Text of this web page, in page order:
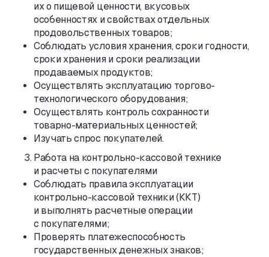
их о пищевой ценности, вкусовых
особенностях и свойствах отдельных
продовольственных товаров;
Соблюдать условия хранения,сроки годности,
сроки хранения и сроки реализации
продаваемых продуктов;
Осуществлять эксплуатацию торгово-
технологического оборудования;
Осуществлять контроль сохранности
товарно-материальныхценностей;
Изучать спрос покупателей.
Работа на контрольно-кассовойтехнике
и расчеты с покупателями
Соблюдать правила эксплуатации
контрольно-кассовойтехники ( ККТ)
и выполнять расчетные операции
с покупателями;
Проверять платежеспособность
государственных денежных знаков;